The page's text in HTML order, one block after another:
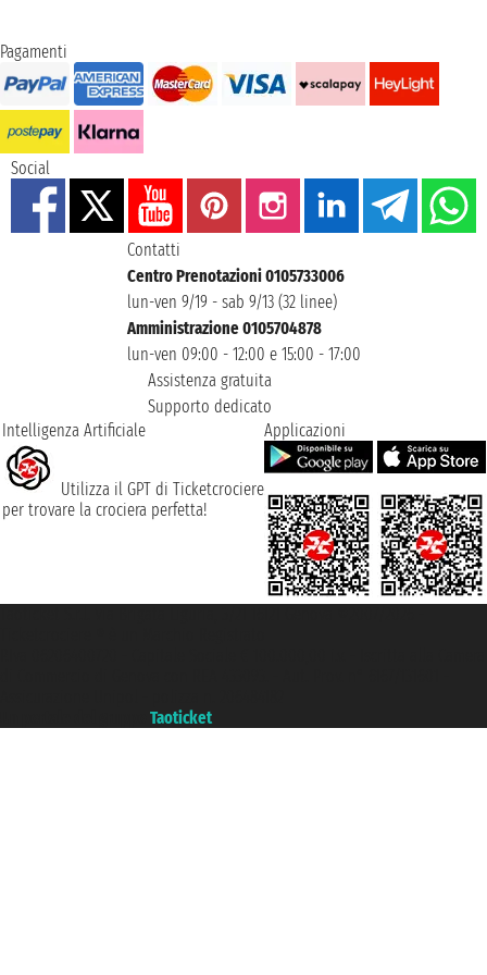
Pagamenti
Social
Contatti
Centro Prenotazioni 0105733006
lun-ven 9/19 - sab 9/13 (32 linee)
Amministrazione 0105704878
lun-ven 09:00 - 12:00 e 15:00 - 17:00
Assistenza gratuita
Supporto dedicato
Intelligenza Artificiale
Utilizza il GPT di Ticketcrociere
per trovare la crociera perfetta!
Applicazioni
Taoticket